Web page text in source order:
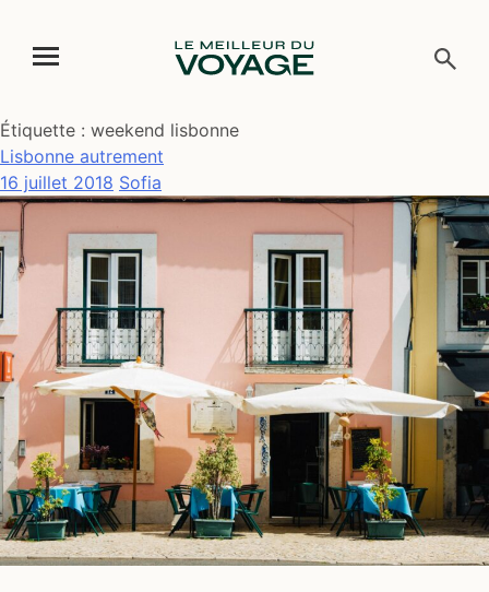
Skip
to
content
Étiquette : weekend lisbonne
Lisbonne autrement
16 juillet 2018 Sofia